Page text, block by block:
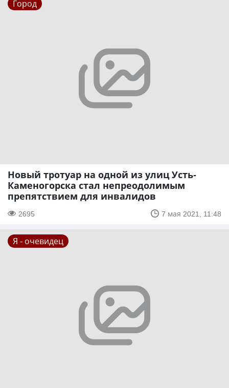
Город
Новый тротуар на одной из улиц Усть-
Каменогорска стал непреодолимым
препятствием для инвалидов
2695 7 мая 2021, 11:48
Я - очевидец